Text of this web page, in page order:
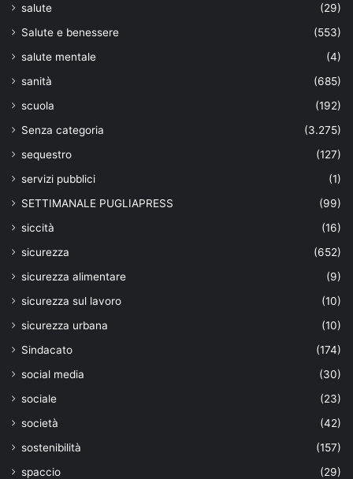
salute
(29)
Salute e benessere
(553)
salute mentale
(4)
sanità
(685)
scuola
(192)
Senza categoria
(3.275)
sequestro
(127)
servizi pubblici
(1)
SETTIMANALE PUGLIAPRESS
(99)
siccità
(16)
sicurezza
(652)
sicurezza alimentare
(9)
sicurezza sul lavoro
(10)
sicurezza urbana
(10)
Sindacato
(174)
social media
(30)
sociale
(23)
società
(42)
sostenibilità
(157)
spaccio
(29)